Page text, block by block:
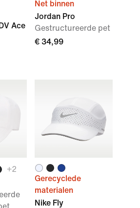
Ace
Net binnen
Jordan Pro
Gestructureerde pet
€ 34,99
+2
Gerecyclede
materialen
Nike Fly